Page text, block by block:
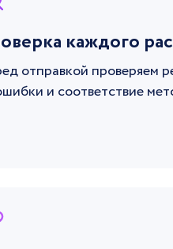
каждого
отправкой проверяем
и соответствие